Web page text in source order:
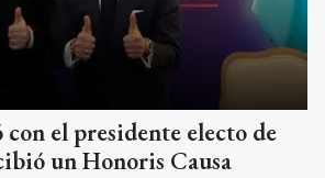
el presidente electo de
un Honoris Causa